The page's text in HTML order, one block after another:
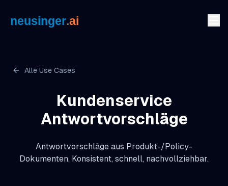
Alle Use Cases
Kundenservice
Antwortvorschläge
Antwortvorschläge aus Produkt-/Policy-
Dokumenten. Konsistent, schnell, nachvollziehbar.